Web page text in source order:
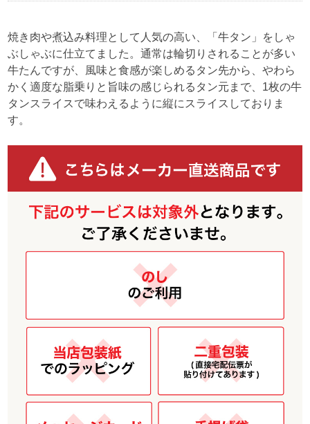
焼き肉や煮込み料理として人気の高い、「牛タン」をしゃ
ぶしゃぶに仕立てました。通常は輪切りされることが多い
牛たんですが、風味と食感が楽しめるタン先から、やわら
かく適度な脂乗りと旨味の感じられるタン元まで、1枚の牛
タンスライスで味わえるように縦にスライスしておりま
す。